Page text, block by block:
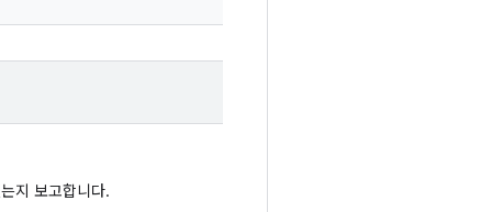
지 보고합니다.